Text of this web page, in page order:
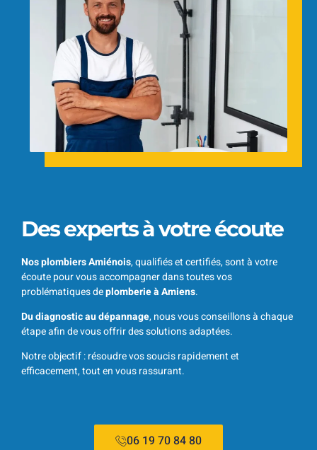
Des experts à votre écoute
Nos plombiers Amiénois, qualifiés et certifiés, sont à votre
écoute pour vous accompagner dans toutes vos
problématiques deplomberie à Amiens.
Du diagnostic au dépannage, nous vous conseillons à chaque
étape afin de vous offrir des solutions adaptées.
Notre objectif : résoudre vos soucis rapidement et
efficacement, tout en vous rassurant.
06 19 70 84 80